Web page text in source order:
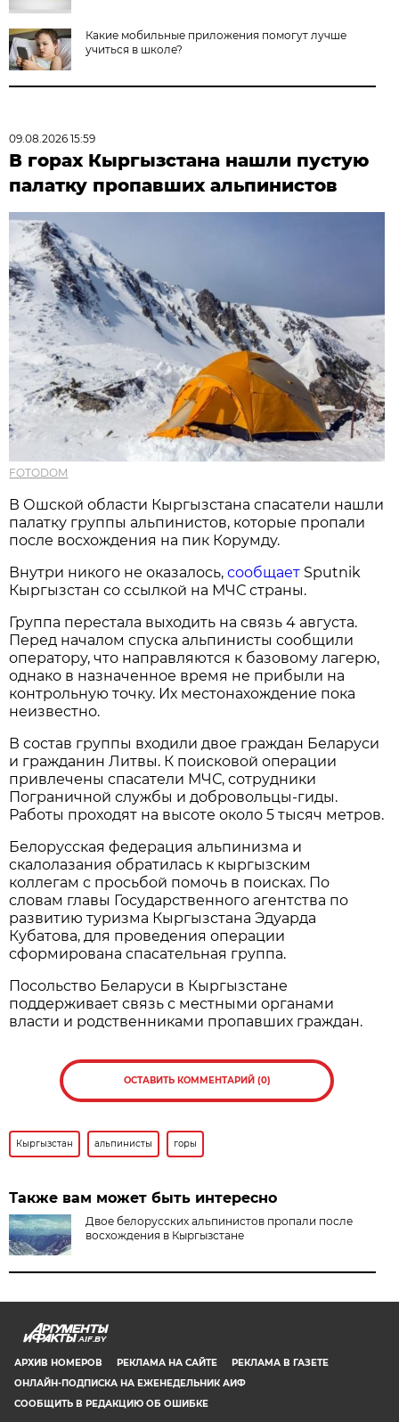
Какие мобильные приложения помогут лучше
учиться в школе?
09.08.2026 15:59
В горах Кыргызстана нашли пустую
палатку пропавших альпинистов
FOTODOM
В Ошской области Кыргызстана спасатели нашли
палатку группы альпинистов, которые пропали
после восхождения на пик Корумду.
Внутри никого не оказалось,сообщает Sputnik
Кыргызстан со ссылкой на МЧС страны.
Группа перестала выходить на связь 4 августа.
Перед началом спуска альпинисты сообщили
оператору, что направляются к базовому лагерю,
однако в назначенное время не прибыли на
контрольную точку. Их местонахождение пока
неизвестно.
В состав группы входили двое граждан Беларуси
и гражданин Литвы. К поисковой операции
привлечены спасатели МЧС, сотрудники
Пограничной службы и добровольцы-гиды.
Работы проходят на высоте около 5 тысяч метров.
Белорусская федерация альпинизма и
скалолазания обратилась к кыргызским
коллегам с просьбой помочь в поисках. По
словам главы Государственного агентства по
развитию туризма Кыргызстана Эдуарда
Кубатова, для проведения операции
сформирована спасательная группа.
Посольство Беларуси в Кыргызстане
поддерживает связь с местными органами
власти и родственниками пропавших граждан.
ОСТАВИТЬ КОММЕНТАРИЙ (0)
Кыргызстан альпинисты горы
Также вам может быть интересно
Двое белорусских альпинистов пропали после
восхождения в Кыргызстане
AIF.BY
АРХИВ НОМЕРОВ РЕКЛАМА НА САЙТЕ
РЕКЛАМА В ГАЗЕТЕ
ОНЛАЙН-ПОДПИСКА НА ЕЖЕНЕДЕЛЬНИК АИФ
СООБЩИТЬ В РЕДАКЦИЮ ОБ ОШИБКЕ